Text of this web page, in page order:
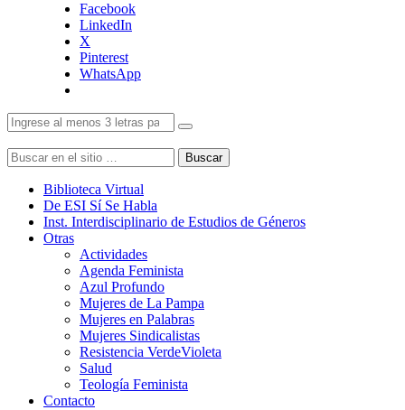
Facebook
LinkedIn
X
Pinterest
WhatsApp
Buscar
Biblioteca Virtual
De ESI Sí Se Habla
Inst. Interdisciplinario de Estudios de Géneros
Otras
Actividades
Agenda Feminista
Azul Profundo
Mujeres de La Pampa
Mujeres en Palabras
Mujeres Sindicalistas
Resistencia VerdeVioleta
Salud
Teología Feminista
Contacto